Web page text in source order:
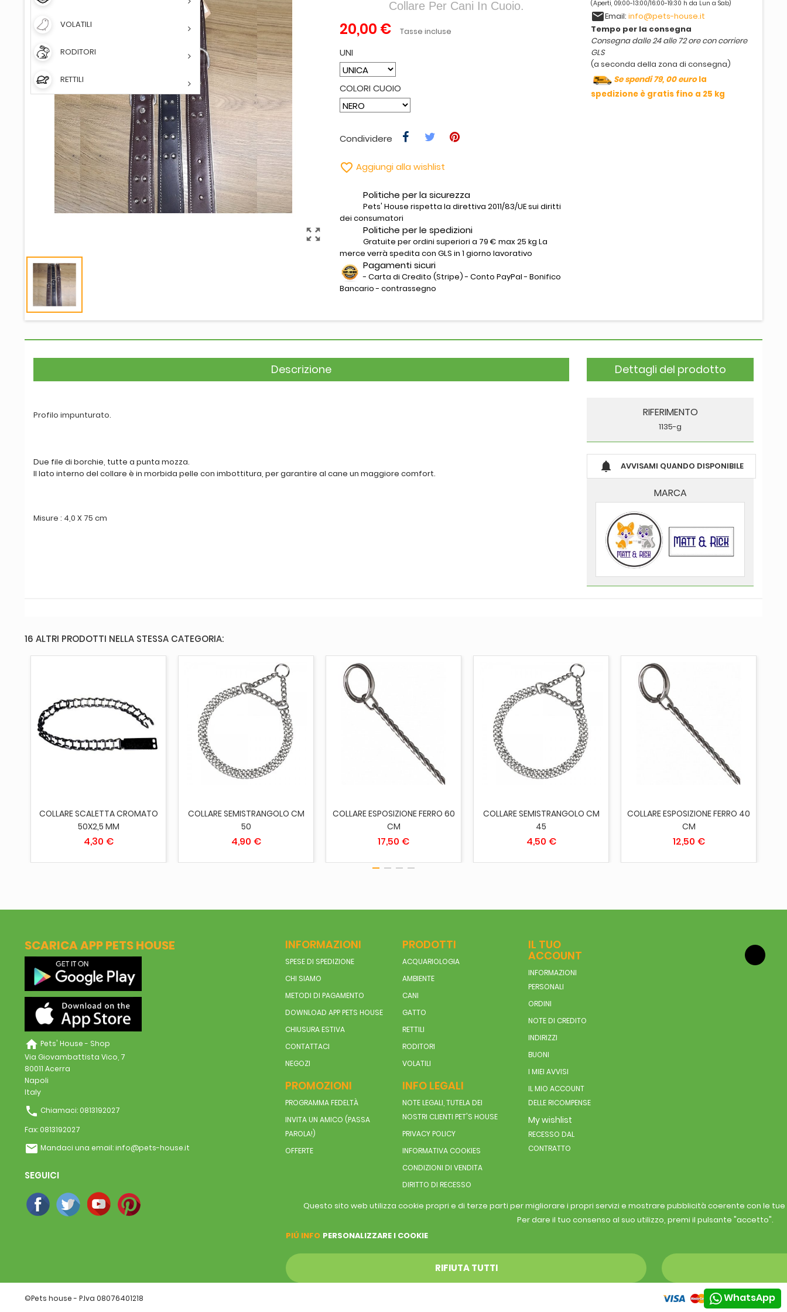
VOLATILI
RODITORI
RETTILI
zoom_out_map
Collare Per Cani In Cuoio.
20,00 € Tasse incluse
UNI
COLORI CUOIO
Condividere
 Aggiungi alla wishlist
Politiche per la sicurezza
Pets' House rispetta la direttiva 2011/83/UE sui diritti
dei consumatori
Politiche per le spedizioni
Gratuite per ordini superiori a 79 € max 25 kg La
merce verrà spedita con GLS in 1 giorno lavorativo
Pagamenti sicuri
- Carta di Credito (Stripe) - Conto PayPal - Bonifico
Bancario - contrassegno
(Aperti, 09:00-13:00/16:00-19:30 h da Lun a Sab)
emailEmail:info@pets-house.it
Tempo per la consegna
Consegna dalle 24 alle 72 ore con corriere
GLS
(a seconda della zona di consegna)
Se spendi 79, 00 eurola
spedizione è gratis fino a 25 kg
Descrizione
Profilo impunturato.
Due file di borchie, tutte a punta mozza.
Il lato interno del collare è in morbida pelle con imbottitura, per garantire al cane un maggiore comfort.
Misure : 4,0 X 75 cm
Dettagli del prodotto
RIFERIMENTO
1135-g
 AVVISAMI QUANDO DISPONIBILE
MARCA
16 ALTRI PRODOTTI NELLA STESSA CATEGORIA:
COLLARE SCALETTA CROMATO
50X2,5 MM
4,30 €
ESAURITO
COLLARE SEMISTRANGOLO CM
50
4,90 €
AGGIUNGI AL CARRELLO
COLLARE ESPOSIZIONE FERRO 60
CM
17,50 €
AGGIUNGI AL CARRELLO
COLLARE SEMISTRANGOLO CM
45
4,50 €
AGGIUNGI AL CARRELLO
COLLARE ESPOSIZIONE FERRO 40
CM
12,50 €
WhatsApp
SCARICA APP PETS HOUSE
home Pets' House - Shop
Via Giovambattista Vico, 7
80011 Acerra
Napoli
Italy
phone Chiamaci: 0813192027
Fax: 0813192027
email Mandaci una email:info@pets-house.it
SEGUICI
INFORMAZIONI
SPESE DI SPEDIZIONE
CHI SIAMO
METODI DI PAGAMENTO
DOWNLOAD APP PETS HOUSE
CHIUSURA ESTIVA
CONTATTACI
NEGOZI
PRODOTTI
ACQUARIOLOGIA
AMBIENTE
CANI
GATTO
RETTILI
RODITORI
VOLATILI
PROMOZIONI
PROGRAMMA FEDELTÀ
INVITA UN AMICO (PASSA
PAROLA!)
OFFERTE
INFO LEGALI
NOTE LEGALI, TUTELA DEI
NOSTRI CLIENTI PET'S HOUSE
PRIVACY POLICY
INFORMATIVA COOKIES
CONDIZIONI DI VENDITA
DIRITTO DI RECESSO
IL TUO
ACCOUNT
INFORMAZIONI
PERSONALI
ORDINI
NOTE DI CREDITO
INDIRIZZI
BUONI
I MIEI AVVISI
IL MIO ACCOUNT
DELLE RICOMPENSE
My wishlist
RECESSO DAL
CONTRATTO
Questo sito web utilizza cookie propri e di terze parti per migliorare i propri servizi e mostrare pubblicità coerente con le
Per dare il tuo consenso al suo utilizzo, premi il pulsante "accetto".
PIÚ INFO PERSONALIZZARE I COOKIE
RIFIUTA TUTTI
©Pets house - P.Iva 08076401218